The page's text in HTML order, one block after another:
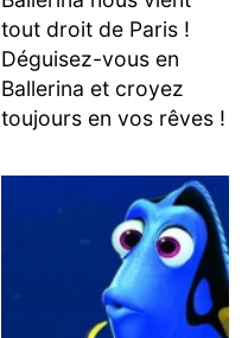
tout droit de Paris !
Déguisez-vous en
Ballerina et croyez
toujours en vos rêves !